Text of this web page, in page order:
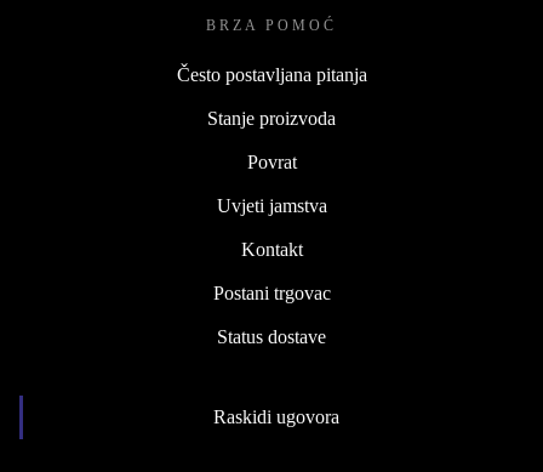
BRZA POMOĆ
Često postavljana pitanja
Stanje proizvoda
Povrat
Uvjeti jamstva
Kontakt
Postani trgovac
Status dostave
Raskidi ugovora